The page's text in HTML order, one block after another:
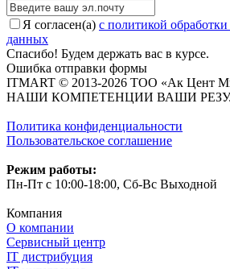
Я согласен(a) с политикой
данных
Спасибо! Будем держать вас в курсе.
Ошибка отправки формы
ITMART © 2013-2026 ТОО «Ак Цент
НАШИ КОМПЕТЕНЦИИ ВАШИ
Политика конфиденциальности
Пользовательское соглашение
Режим работы:
Пн-Пт с 10:00-18:00, Сб-Вс Выходной
Компания
О компании
Сервисный центр
IT дистрибуция